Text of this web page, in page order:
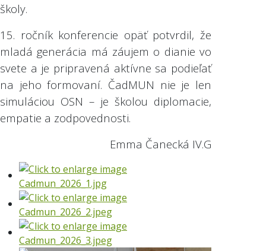
školy.
15. ročník konferencie opäť potvrdil, že
mladá generácia má záujem o dianie vo
svete a je pripravená aktívne sa podieľať
na jeho formovaní. ČadMUN nie je len
simuláciou OSN – je školou diplomacie,
empatie a zodpovednosti.
Emma Čanecká IV.G